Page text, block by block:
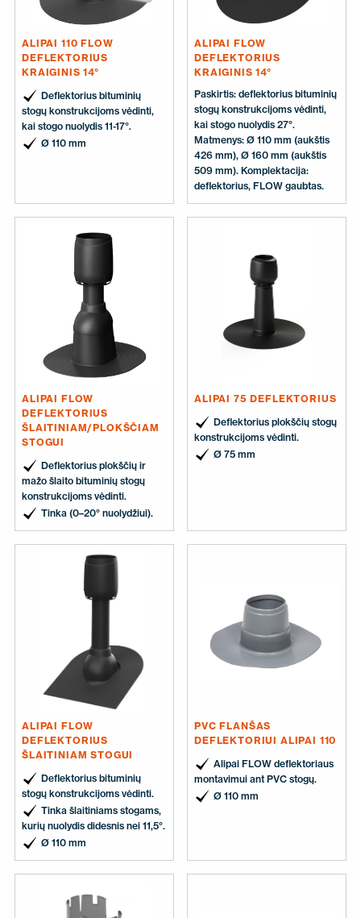
ALIPAI 110 FLOW
DEFLEKTORIUS
KRAIGINIS 14°
Deflektorius bituminių
stogų konstrukcijoms vėdinti,
kai stogo nuolydis 11-17°.
Ø 110 mm
ALIPAI FLOW
DEFLEKTORIUS
KRAIGINIS 14°
Paskirtis: deflektorius bituminių
stogų konstrukcijoms vėdinti,
kai stogo nuolydis 27°.
Matmenys: Ø 110 mm (aukštis
426 mm), Ø 160 mm (aukštis
509 mm). Komplektacija:
deflektorius, FLOW gaubtas.
ALIPAI FLOW
DEFLEKTORIUS
ŠLAITINIAM/PLOKŠČIAM
STOGUI
Deflektorius plokščių ir
mažo šlaito bituminių stogų
konstrukcijoms vėdinti.
Tinka (0–20° nuolydžiui).
ALIPAI 75 DEFLEKTORIUS
Deflektorius plokščių stogų
konstrukcijoms vėdinti.
Ø 75 mm
ALIPAI FLOW
DEFLEKTORIUS
ŠLAITINIAM STOGUI
Deflektorius bituminių
stogų konstrukcijoms vėdinti.
Tinka šlaitiniams stogams,
kurių nuolydis didesnis nei 11,5°.
Ø 110 mm
PVC FLANŠAS
DEFLEKTORIUI ALIPAI 110
Alipai FLOW deflektoriaus
montavimui ant PVC stogų.
Ø 110 mm